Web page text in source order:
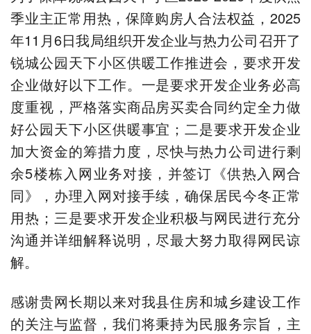
季业主正常用热，保障购房人合法权益，2025
年11月6日我局组织开发企业与热力公司召开了
锐城公园天下小区供暖工作推进会，要求开发
企业做好以下工作。一是要求开发企业务必高
度重视，严格落实商品房买卖合同约定全力做
好公园天下小区供暖事宜；二是要求开发企业
加大资金的筹措力度，尽快与热力公司进行剩
余5楼栋入网业务对接，并签订《供热入网合
同》，办理入网对接手续，确保居民今冬正常
用热；三是要求开发企业积极与网民进行充分
沟通并详细解释说明，尽最大努力取得网民谅
解。
感谢贵网长期以来对我县住房和城乡建设工作
的关注与监督，我们将秉持为民服务宗旨，主